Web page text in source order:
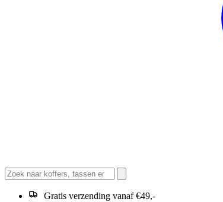
Gratis verzending vanaf €49,-